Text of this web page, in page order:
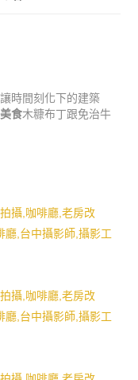
時間刻化下的建築
食木糠布丁跟免治牛